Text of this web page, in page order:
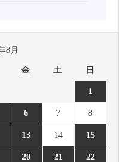
8月
金 土 日
1
6 7 8
13 14 15
20 21 22